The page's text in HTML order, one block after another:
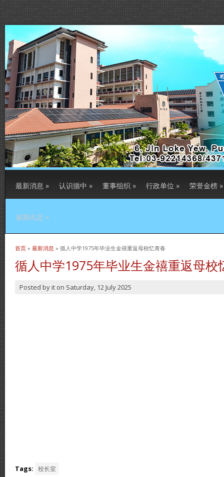
最新消息 » 认识循中 » 董事组织 » 行政单位 » 荣誉金榜 »
逾期讯息 »
当前位置
首页 » 最新消息 » 循人中学1975年毕业生金禧重返母校忆青春
循人中学1975年毕业生金禧重返母校
Posted byit on Saturday, 12 July 2025
Tags: 校长室